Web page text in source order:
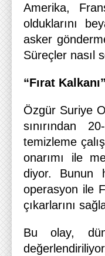
Amerika,
olduklarını
asker
Süreçler nasıl
“Fırat
Özgür Suriye
sınırından
temizleme
onarımı ile
diyor. Bunun
operasyon ile
çıkarlarını
Bu olay,